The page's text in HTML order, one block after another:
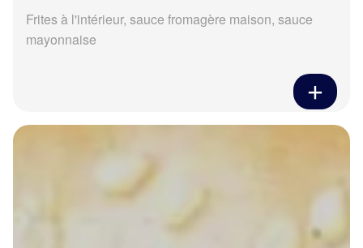
Frites à l'intérieur, sauce fromagère maison, sauce
mayonnaise